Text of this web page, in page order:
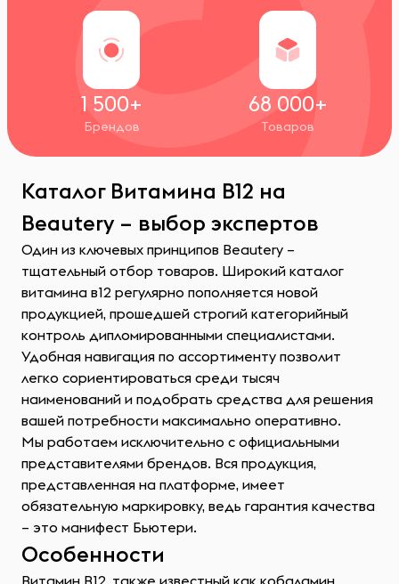
1 500+
Брендов
68 000+
Товаров
Каталог Витамина B12 на
Beautery – выбор экспертов
Один из ключевых принципов Beautery –
тщательный отбор товаров. Широкий каталог
витамина в12 регулярно пополняется новой
продукцией, прошедшей строгий категорийный
контроль дипломированными специалистами.
Удобная навигация по ассортименту позволит
легко сориентироваться среди тысяч
наименований и подобрать средства для решения
вашей потребности максимально оперативно.
Мы работаем исключительно с официальными
представителями брендов. Вся продукция,
представленная на платформе, имеет
обязательную маркировку, ведь гарантия качества
– это манифест Бьютери.
Особенности
Витамин В12, также известный как кобаламин,